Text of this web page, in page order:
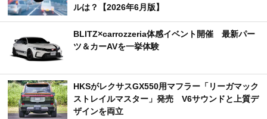
ルは？【2026年6月版】
BLITZ×carrozzeria体感イベント開催 最新パー
ツ＆カーAVを一挙体験
HKSがレクサスGX550用マフラー「リーガマック
ストレイルマスター」発売 V6サウンドと上質デ
ザインを両立